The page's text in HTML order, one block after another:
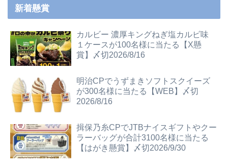
新着懸賞
カルビー 濃厚キングねぎ塩カルビ味
１ケースが100名様に当たる【X懸
賞】〆切2026/8/16
明治CPでうずまきソフトスクイーズ
が300名様に当たる【WEB】〆切
2026/8/16
揖保乃糸CPでJTBナイスギフトやクー
ラーバッグが合計3100名様に当たる
【はがき懸賞】〆切2026/9/30